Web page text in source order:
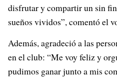
disfrutar y compartir un sin
sueños vividos”, comentó el
Además, agradeció a las
en el club: “Me voy feliz y
pudimos ganar junto a mis